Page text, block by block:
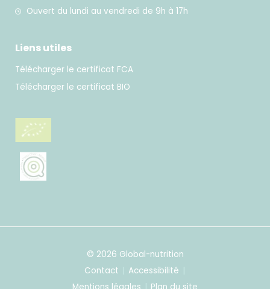
Ouvert du lundi au vendredi de 9h à 17h
Liens utiles
Télécharger le certificat FCA
Télécharger le certificat BIO
© 2026 Global-nutrition
Contact
Accessibilité
Mentions légales
Plan du site